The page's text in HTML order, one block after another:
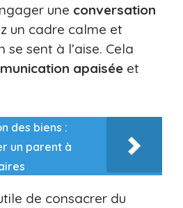
une conversation
un cadre calme et
sent à l’aise. Cela
apaisée et
des biens :
un parent à
de consacrer du